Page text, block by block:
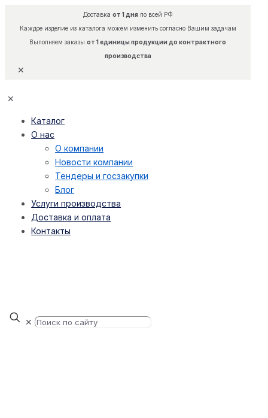
Доставка от 1 дняпо всей РФ
Каждое изделие из каталога можем изменить согласно Вашим задачам
Выполняем заказы от 1 единицы продукции до контрактного
производства
✕
✕
Каталог
О нас
О компании
Новости компании
Тендеры и госзакупки
Блог
Услуги производства
Доставка и оплата
Контакты
✕